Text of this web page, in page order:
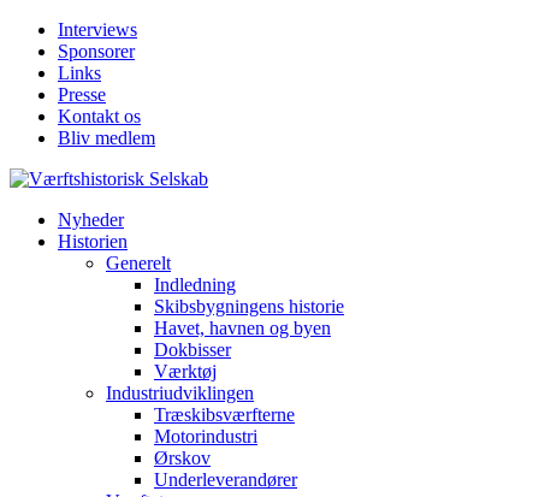
Interviews
Sponsorer
Links
Presse
Kontakt os
Bliv medlem
Nyheder
Historien
Generelt
Indledning
Skibsbygningens historie
Havet, havnen og byen
Dokbisser
Værktøj
Industriudviklingen
Træskibsværfterne
Motorindustri
Ørskov
Underleverandører